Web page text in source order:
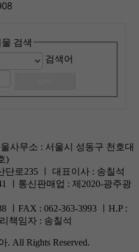
검색
검색어
사무소 : 서울시 성동구 천호대
)
로235 ㅣ 대표이사 : 송칠석
ㅣ통신판매업 : 제2020-광주광
ㅣFAX : 062-363-3993 ㅣH.P :
책임자 : 송칠석
All Rights Reserved.